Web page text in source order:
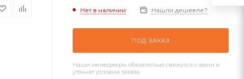
Нет в наличии Нашли дешевле?
ПОД ЗАКАЗ
Наши менеджеры обязательно свяжутся с вами и
уточнят условия заказа